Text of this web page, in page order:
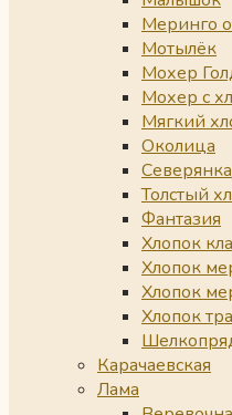
Меринго
Мотылёк
Мохер
Мохер с
Мягкий
Околица
Северянка
Толстый
Фантазия
Хлопок
Хлопок
Хлопок
Хлопок
Карачаевская
Лама